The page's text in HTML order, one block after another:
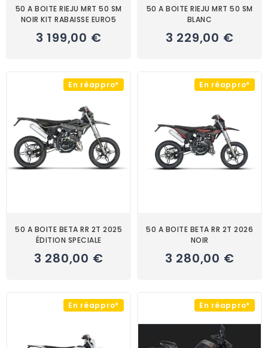
50 A BOITE RIEJU MRT 50 SM
NOIR KIT RABAISSE EURO5
3 199,00 €
50 A BOITE RIEJU MRT 50 SM
BLANC
3 229,00 €
En réappro*
50 A BOITE BETA RR 2T 2025
ÉDITION SPECIALE
3 280,00 €
En réappro*
50 A BOITE BETA RR 2T 2026
NOIR
3 280,00 €
En réappro* En réappro*